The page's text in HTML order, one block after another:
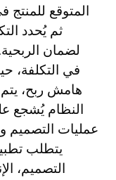
المتوقع
ثم يُحدد
لضمان
في التكلفة،
هامش ربح، يتم
النظام يُشجع
عمليات التصميم
يتطلب
التصميم،